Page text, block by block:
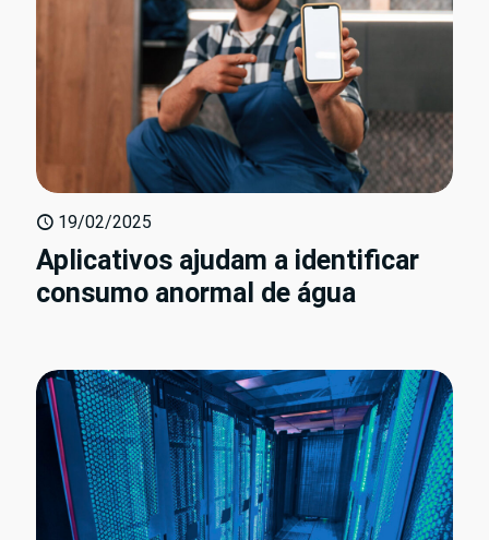
19/02/2025
Aplicativos ajudam a identificar
consumo anormal de água